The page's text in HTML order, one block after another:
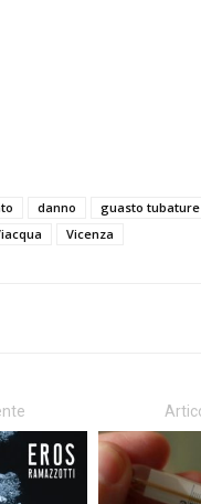
danno
guasto tubature
Vicenza